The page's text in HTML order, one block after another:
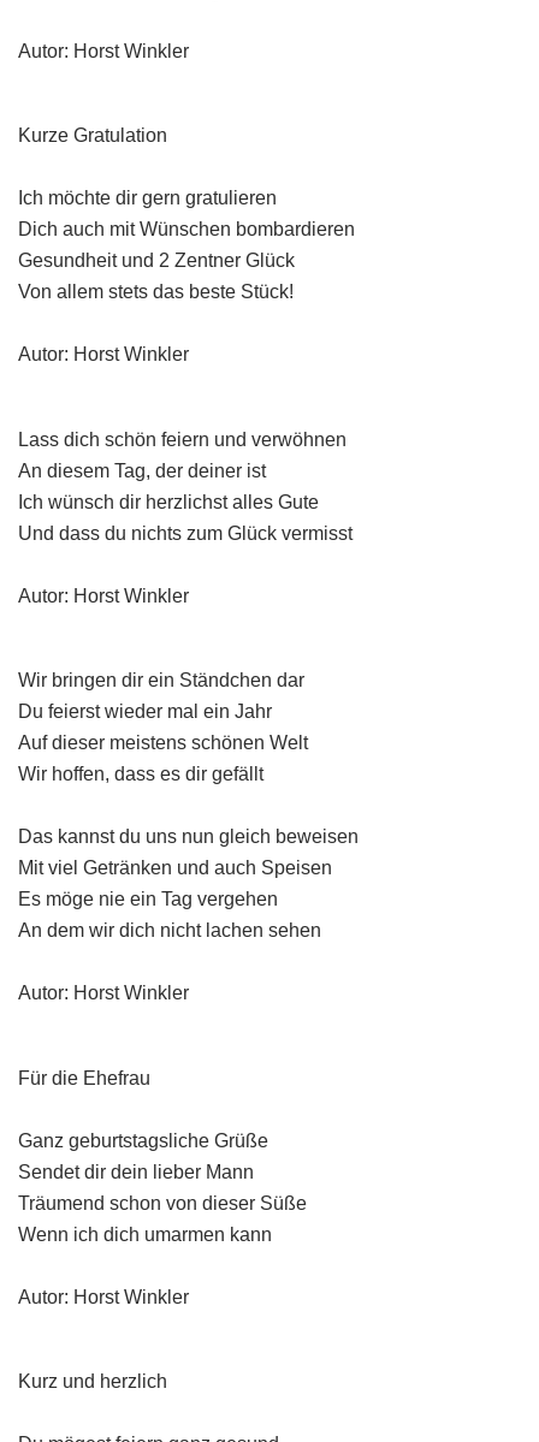
Autor: Horst Winkler
Kurze Gratulation
Ich möchte dir gern gratulieren
Dich auch mit Wünschen bombardieren
Gesundheit und 2 Zentner Glück
Von allem stets das beste Stück!
Autor: Horst Winkler
Lass dich schön feiern und verwöhnen
An diesem Tag, der deiner ist
Ich wünsch dir herzlichst alles Gute
Und dass du nichts zum Glück vermisst
Autor: Horst Winkler
Wir bringen dir ein Ständchen dar
Du feierst wieder mal ein Jahr
Auf dieser meistens schönen Welt
Wir hoffen, dass es dir gefällt
Das kannst du uns nun gleich beweisen
Mit viel Getränken und auch Speisen
Es möge nie ein Tag vergehen
An dem wir dich nicht lachen sehen
Autor: Horst Winkler
Für die Ehefrau
Ganz geburtstagsliche Grüße
Sendet dir dein lieber Mann
Träumend schon von dieser Süße
Wenn ich dich umarmen kann
Autor: Horst Winkler
Kurz und herzlich